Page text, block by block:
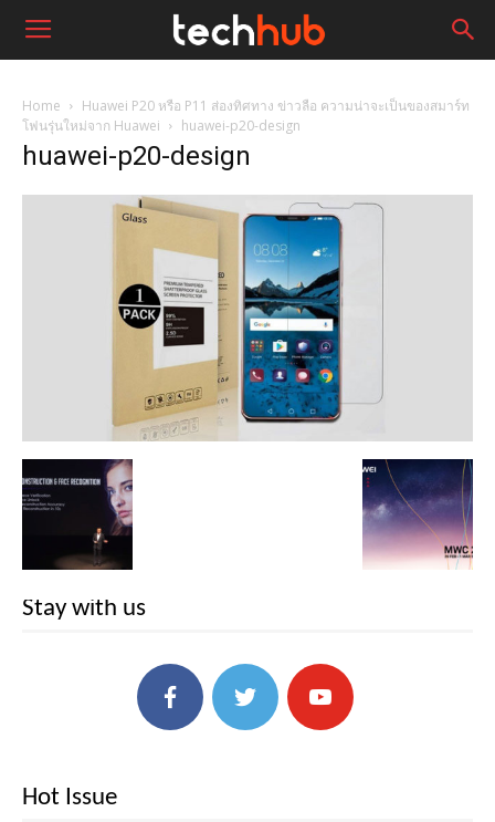
Home
Huawei P20 หรือ P11 ส่องทิศทาง ข่าวลือ ความน่าจะเป็นของสมาร์ท
โฟนรุ่นใหม่จาก Huawei
huawei-p20-design
huawei-p20-design
Stay with us
Hot Issue